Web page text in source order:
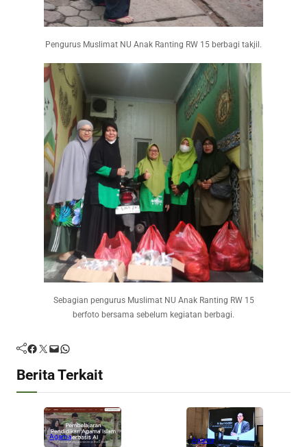
Pengurus Muslimat NU Anak Ranting RW 15 berbagi takjil.
Sebagian pengurus Muslimat NU Anak Ranting RW 15
berfoto bersama sebelum kegiatan berbagi.
Facebook Twitter Mail WhatsApp
Berita Terkait
Agama Agama